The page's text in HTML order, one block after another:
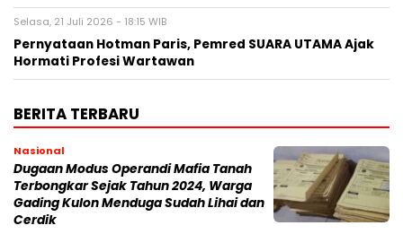
Selasa, 21 Juli 2026 - 18:15 WIB
Pernyataan Hotman Paris, Pemred SUARA UTAMA Ajak
Hormati Profesi Wartawan
BERITA TERBARU
Nasional
Dugaan Modus Operandi Mafia Tanah
Terbongkar Sejak Tahun 2024, Warga
Gading Kulon Menduga Sudah Lihai dan
Cerdik